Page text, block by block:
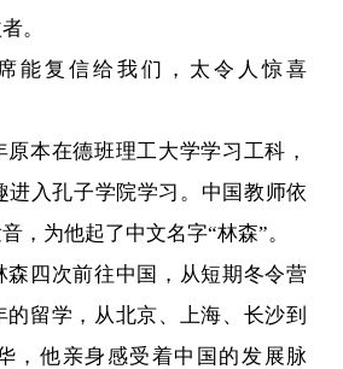
。
复信给我们，太令人惊喜
在德班理工大学学习工科，
进入孔子学院学习。中国教师依
，为他起了中文名字“林森”。
四次前往中国，从短期冬令营
留学，从北京、上海、长沙到
，他亲身感受着中国的发展脉